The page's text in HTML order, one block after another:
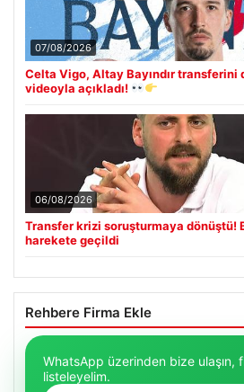
07/08/2026
Celta Vigo, Altay Bayındır
videoyla açıkladı!
06/08/2026
Transfer krizi soruşturmaya dönüştü!
harekete geçildi
Rehbere Firma Ekle
WhatsApp üzerinden bize ulaşın,
listeleyelim.